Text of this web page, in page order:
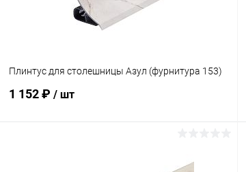
Плинтус для столешницы Азул (фурнитура 153)
1 152 ₽ / шт